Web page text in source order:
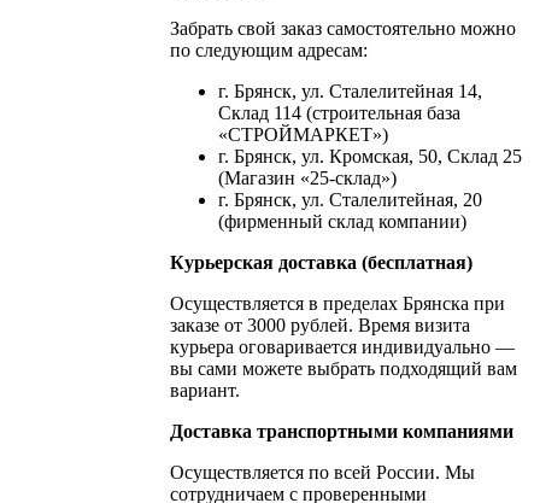
Забрать свой заказ самостоятельно можно
по следующим адресам:
г. Брянск, ул. Сталелитейная 14,
Склад 114 (строительная база
«СТРОЙМАРКЕТ»)
г. Брянск, ул. Кромская, 50, Склад 25
(Магазин «25-склад»)
г. Брянск, ул. Сталелитейная, 20
(фирменный склад компании)
Курьерская доставка (бесплатная)
Осуществляется в пределах Брянска при
заказе от 3000 рублей. Время визита
курьера оговаривается индивидуально —
вы сами можете выбрать подходящий вам
вариант.
Доставка транспортными компаниями
Осуществляется по всей России. Мы
сотрудничаем с проверенными